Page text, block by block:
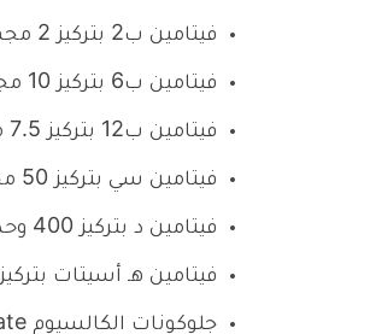
فيتامين ب2 بتركيز 2 مجم.
فيتامين ب6 بتركيز 10 مجم.
فيتامين ب12 بتركيز 7.5 ميكروجرام.
فيتامين سي بتركيز 50 مجم.
فيتامين د بتركيز 400 وحدة دولية.
فيتامين هـ أسيتات بتركيز 5 مجم.
جلوكونات الكالسيوم Calcium gluconate بتركيز 75 مجم.